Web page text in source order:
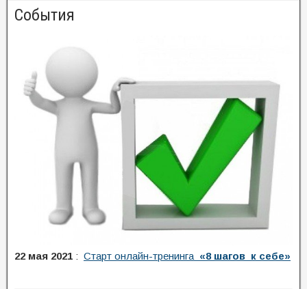
События
22 мая 2021 : Старт онлайн-тренинга «8 шагов к себе»